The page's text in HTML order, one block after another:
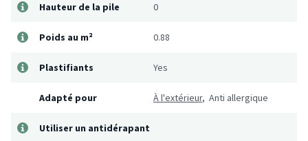
Hauteur de la pile 0
Poids au m² 0.88
Plastifiants Yes
Adapté pour À l'extérieur, Anti allergique
Utiliser un antidérapant